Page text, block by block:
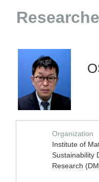
Organization
Institute of
Sustainability
Research